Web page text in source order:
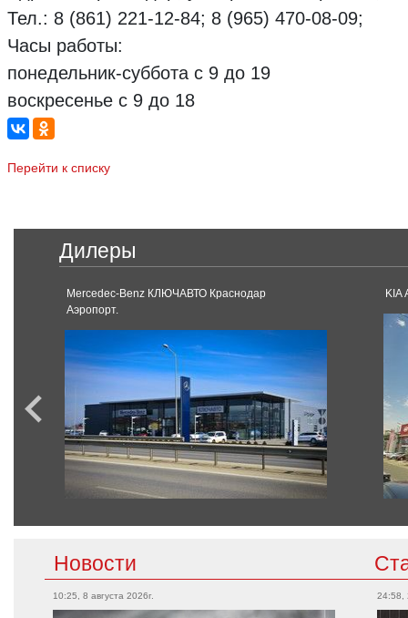
Тел.: 8 (861) 221-12-84; 8 (965) 470-08-09;
Часы работы:
понедельник-суббота с 9 до 19
воскресенье с 9 до 18
Перейти к списку
Дилеры
Mercedec-Benz КЛЮЧАВТО Краснодар
Аэропорт.
KIA
Новости
10:25, 8 августа 2026г. 24:58,